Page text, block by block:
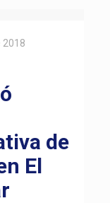
2018
de
El